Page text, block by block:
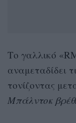
Το γαλλικό
αναμεταδίδει
τονίζοντας
Μπάλντοκ